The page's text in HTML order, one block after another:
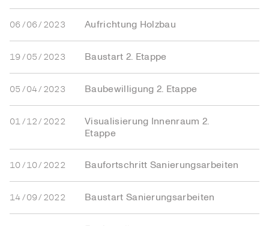
06/06/2023 Aufrichtung Holzbau
19/05/2023 Baustart 2. Etappe
05/04/2023 Baubewilligung 2. Etappe
01/12/2022
Visualisierung Innenraum 2.
Etappe
10/10/2022 Baufortschritt Sanierungsarbeiten
14/09/2022 Baustart Sanierungsarbeiten